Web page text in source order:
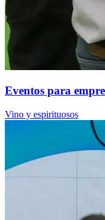
Eventos para
Vino y espirituosos